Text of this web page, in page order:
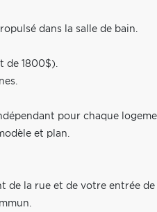
dans la salle de bain.
de 1800$).
pour chaque
et plan.
de la rue et de votre entrée